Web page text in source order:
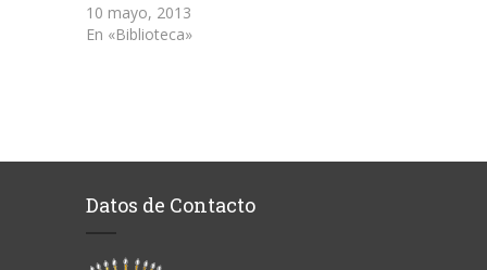
10 mayo, 2013
En «Biblioteca»
Datos de Contacto